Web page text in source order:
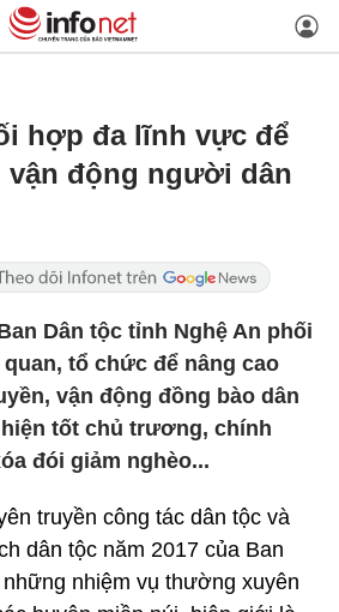
hợp đa lĩnh vực để
vận động người dân
Dân tộc tỉnh Nghệ An phối
tổ chức để nâng cao
vận động đồng bào dân
tốt chủ trương, chính
đói giảm nghèo...
truyền công tác dân tộc và
dân tộc năm 2017 của Ban
nhiệm vụ thường xuyên